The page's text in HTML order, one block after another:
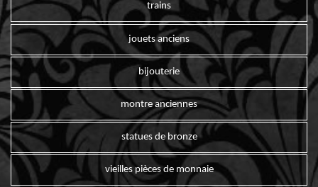
trains
jouets anciens
bijouterie
montre anciennes
statues de bronze
vieilles pièces de monnaie